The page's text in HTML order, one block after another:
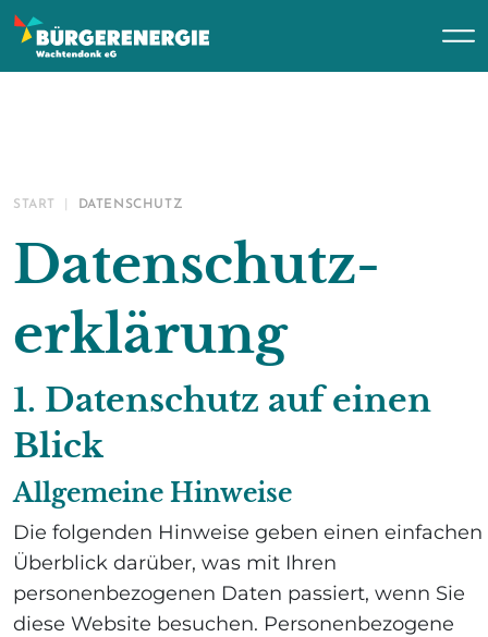
START DATENSCHUTZ
Datenschutz­
erklärung
1. Datenschutz auf einen
Blick
Allgemeine Hinweise
Die folgenden Hinweise geben einen einfachen
Überblick darüber, was mit Ihren
personenbezogenen Daten passiert, wenn Sie
diese Website besuchen. Personenbezogene